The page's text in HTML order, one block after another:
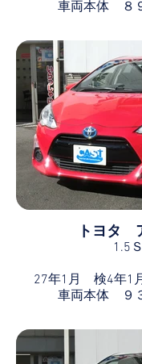
車両本体 ８
トヨタ
1.5Ｓ
27年1月 検4年1
車両本体 ９